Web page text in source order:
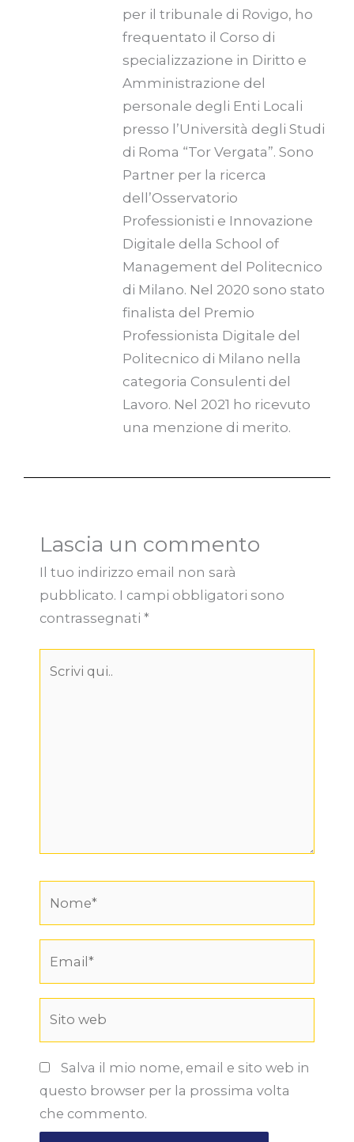
per il tribunale di Rovigo, ho
frequentato il Corso di
specializzazione in Diritto e
Amministrazione del
personale degli Enti Locali
presso l’Università degli Studi
di Roma “Tor Vergata”. Sono
Partner per la ricerca
dell’Osservatorio
Professionisti e Innovazione
Digitale della School of
Management del Politecnico
di Milano. Nel 2020 sono stato
finalista del Premio
Professionista Digitale del
Politecnico di Milano nella
categoria Consulenti del
Lavoro. Nel 2021 ho ricevuto
una menzione di merito.
Lascia un commento
Il tuo indirizzo email non sarà
pubblicato. I campi obbligatori sono
contrassegnati *
Salva il mio nome, email e sito web in
questo browser per la prossima volta
che commento.